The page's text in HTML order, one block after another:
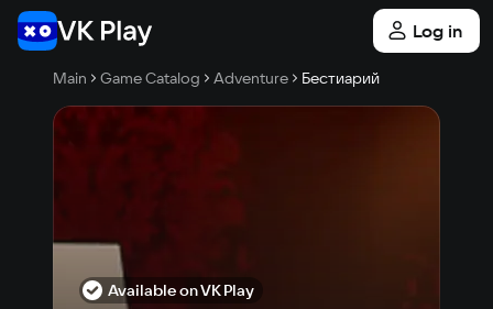
Log in
Main Game Catalog Adventure Бестиарий
Available on VK Play